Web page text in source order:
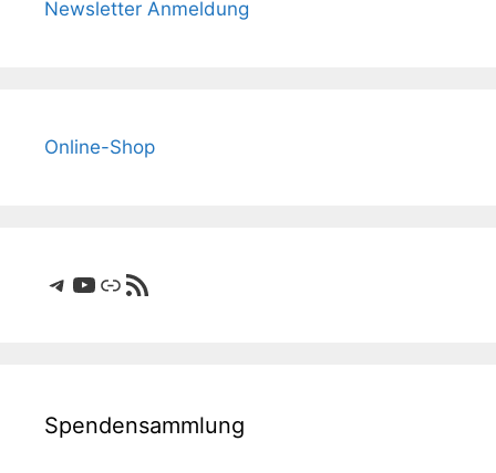
Newsletter Anmeldung
Online-Shop
Telegram
YouTube
LinkRSS-Feed
Spendensammlung